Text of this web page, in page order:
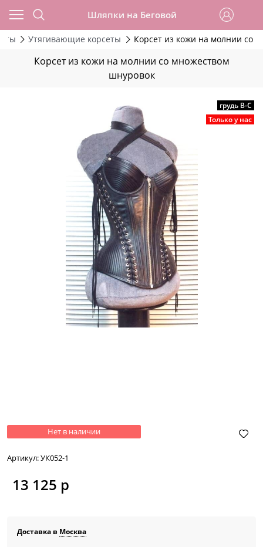
Шляпки на Беговой
Утягивающие корсеты Корсет из кожи на молнии со
Корсет из кожи на молнии со множеством
шнуровок
грудь В-С
Только у нас
Нет в наличии
Артикул:УК052-1
13 125 р
Доставка в Москва